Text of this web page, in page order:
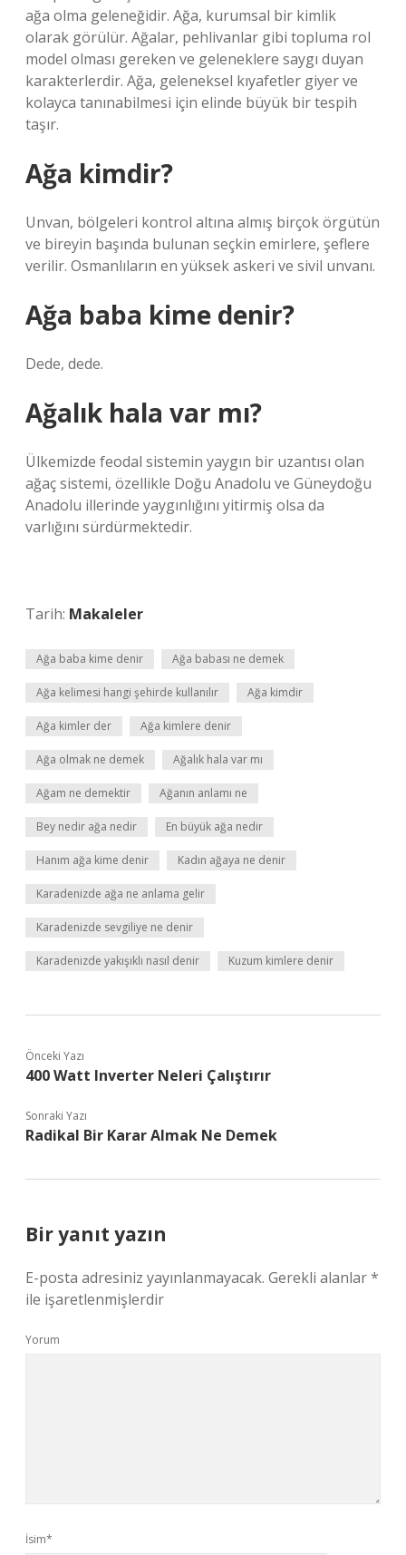
ağa olma geleneğidir. Ağa, kurumsal bir kimlik
olarak görülür. Ağalar, pehlivanlar gibi topluma rol
model olması gereken ve geleneklere saygı duyan
karakterlerdir. Ağa, geleneksel kıyafetler giyer ve
kolayca tanınabilmesi için elinde büyük bir tespih
taşır.
Ağa kimdir?
Unvan, bölgeleri kontrol altına almış birçok örgütün
ve bireyin başında bulunan seçkin emirlere, şeflere
verilir. Osmanlıların en yüksek askeri ve sivil unvanı.
Ağa baba kime denir?
Dede, dede.
Ağalık hala var mı?
Ülkemizde feodal sistemin yaygın bir uzantısı olan
ağaç sistemi, özellikle Doğu Anadolu ve Güneydoğu
Anadolu illerinde yaygınlığını yitirmiş olsa da
varlığını sürdürmektedir.
Tarih: Makaleler
Ağa baba kime denir Ağa babası ne demek
Ağa kelimesi hangi şehirde kullanılır Ağa kimdir
Ağa kimler der Ağa kimlere denir
Ağa olmak ne demek Ağalık hala var mı
Ağam ne demektir Ağanın anlamı ne
Bey nedir ağa nedir En büyük ağa nedir
Hanım ağa kime denir Kadın ağaya ne denir
Karadenizde ağa ne anlama gelir
Karadenizde sevgiliye ne denir
Karadenizde yakışıklı nasıl denir Kuzum kimlere denir
Önceki Yazı
400 Watt Inverter Neleri Çalıştırır
Sonraki Yazı
Radikal Bir Karar Almak Ne Demek
Bir yanıt yazın
E-posta adresiniz yayınlanmayacak. Gerekli alanlar*
ile işaretlenmişlerdir
Yorum
İsim*